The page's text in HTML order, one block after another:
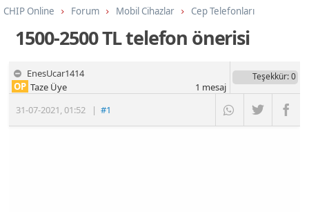
CHIP Online Forum Mobil Cihazlar Cep Telefonları
1500-2500 TL telefon önerisi
EnesUcar1414
31-07-2021,01:52 |#1
OP Taze Üye
Teşekkür: 0
1 mesaj